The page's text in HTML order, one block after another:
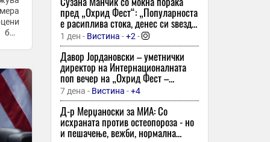
22:30
18 минути -Телма
Неверојатниот аџилак на харолд
фрај – понеделник, 10 август 2026-
00:15
18 минути -Телма -
Ја нападнал партнерката, а потоа со
тврди предмети и го оштетил
возилото
18 минути -Скопје1
пред „Охрид Фест“: „Популарноста
е расиплива стока, денес си ѕвезда,
утре те нема никаде“!
1 ден - Вистина -+2 -
Давор Јордановски – уметнички
директор на Интернационалната
поп вечер на „Охрид Фест –
Охридски трубадури“: „Не ги
копираме светските трендови –
сакаме ние да бидеме
инспирација“
7 дена - Вистина -+4
Д-р Мерџаноски за МИА: Со
исхраната против остеопороза - но
и пешачење, вежби, нормална